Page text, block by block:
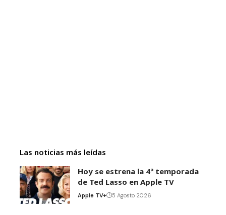
Las noticias más leídas
Hoy se estrena la 4ª temporada
de Ted Lasso en Apple TV
Apple TV+ 5 Agosto 2026